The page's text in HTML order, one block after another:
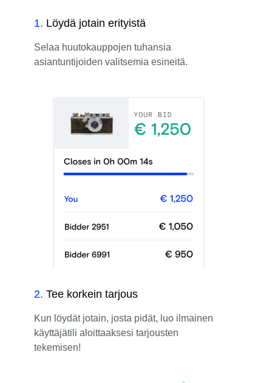
1. Löydä jotain erityistä
Selaa huutokauppojen tuhansia
asiantuntijoiden valitsemia esineitä.
2. Tee korkein tarjous
Kun löydät jotain, josta pidät, luo ilmainen
käyttäjätili aloittaaksesi tarjousten
tekemisen!